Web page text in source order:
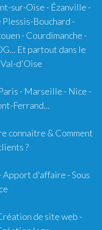
sur-Oise - Ézanville -
Plessis-Bouchard -
- Courdimanche -
Et partout dans le
d'Oise
- Marseille - Nice -
Ferrand...
connaitre & Comment
?
Apport d'affaire - Sous
de site web -